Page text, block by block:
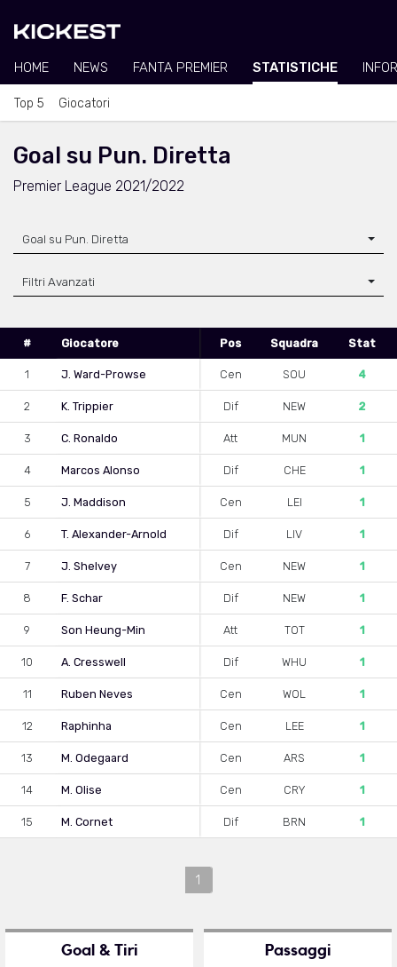
HOME NEWS FANTA PREMIER STATISTICHE
Top 5 Giocatori
Goal su Pun. Diretta
Premier League 2021/2022
Goal su Pun. Diretta
Filtri Avanzati
# Giocatore Pos Squadra Stat
1 J. Ward-Prowse Cen SOU 4
2 K. Trippier Dif NEW 2
3 C. Ronaldo Att MUN 1
4 Marcos Alonso Dif CHE 1
5 J. Maddison Cen LEI 1
6 T. Alexander-Arnold Dif LIV 1
7 J. Shelvey Cen NEW 1
8 F. Schar Dif NEW 1
9 Son Heung-Min Att TOT 1
10 A. Cresswell Dif WHU 1
11 Ruben Neves Cen WOL 1
12 Raphinha Cen LEE 1
13 M. Odegaard Cen ARS 1
14 M. Olise Cen CRY 1
15 M. Cornet Dif BRN 1
1
Goal & Tiri Passaggi